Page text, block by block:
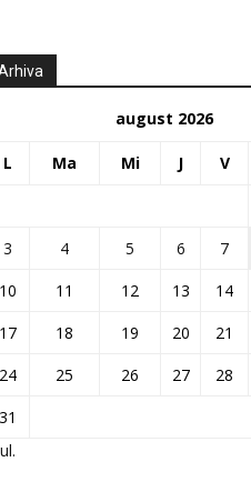
august 2026
L Ma Mi J V
3
4 5 6 7
11 12 13 14
18 19 20 21
25 26 27 28